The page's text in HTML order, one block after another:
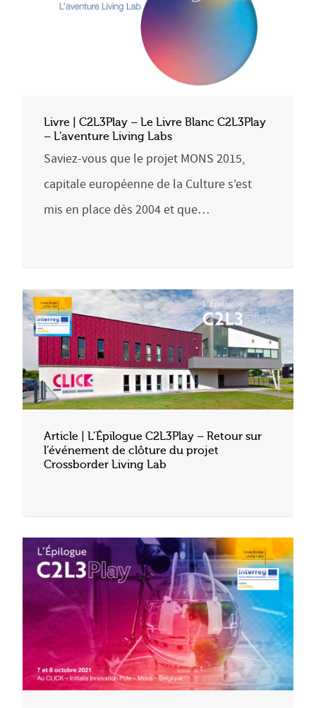
Livre | C2L3Play – Le Livre Blanc C2L3Play
– L’aventure Living Labs
Saviez-vous que le projet MONS 2015,
capitale européenne de la Culture s’est
mis en place dès 2004 et que…
Article | L’Épilogue C2L3Play – Retour sur
l’événement de clôture du projet
Crossborder Living Lab